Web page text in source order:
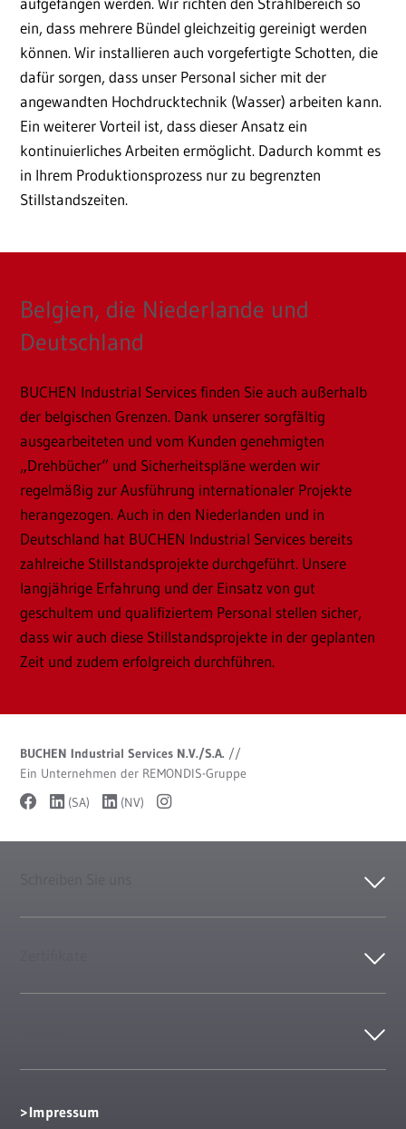
ein, dass mehrere Bündel gleichzeitig gereinigt werden
können. Wir installieren auch vorgefertigte Schotten, die
dafür sorgen, dass unser Personal sicher mit der
angewandten Hochdrucktechnik (Wasser) arbeiten kann.
Ein weiterer Vorteil ist, dass dieser Ansatz ein
kontinuierliches Arbeiten ermöglicht. Dadurch kommt es
in Ihrem Produktionsprozess nur zu begrenzten
Stillstandszeiten.
Belgien, die Niederlande und
Deutschland
BUCHEN Industrial Services finden Sie auch außerhalb
der belgischen Grenzen. Dank unserer sorgfältig
ausgearbeiteten und vom Kunden genehmigten
„Drehbücher“ und Sicherheitspläne werden wir
regelmäßig zur Ausführung internationaler Projekte
herangezogen. Auch in den Niederlanden und in
Deutschland hat BUCHEN Industrial Services bereits
zahlreiche Stillstandsprojekte durchgeführt. Unsere
langjährige Erfahrung und der Einsatz von gut
geschultem und qualifiziertem Personal stellen sicher,
dass wir auch diese Stillstandsprojekte in der geplanten
Zeit und zudem erfolgreich durchführen.
BUCHEN Industrial Services N.V./S.A. //
Ein Unternehmen der REMONDIS-Gruppe
(SA)
(NV)
Impressum